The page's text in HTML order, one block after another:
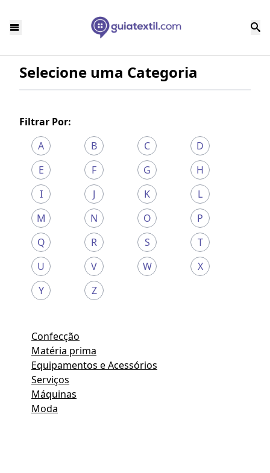
Selecione uma Categoria
Filtrar Por:
A
B C
D
E
F G
H
I
J K
L
M
N O
P
Q
R S
T
U
V W
X
Y
Z
Confecção
Matéria prima
Equipamentos e Acessórios
Serviços
Máquinas
Moda